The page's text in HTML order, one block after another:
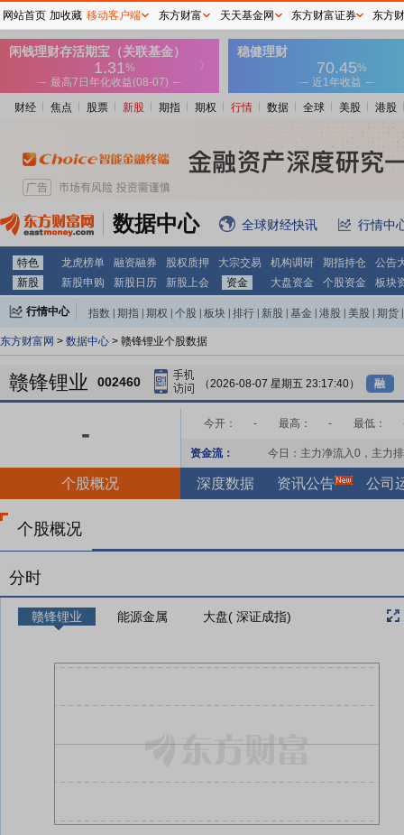
财经 焦点 股票 新股 期指 期权 行情 数据 全球 美股 港股
数据中心 全球财经快讯 行情中
特色 龙虎榜单 融资融券 股权质押 大宗交易 机构调研 期指持仓
公告
新股
新股申购 新股日历 新股上会 资金 大盘资金 个股资金 板块
行情中心 指数 期指 期权 个股 板块 排行 新股 基金 港股 美股 期货
东方财富网 > 数据中心 > 赣锋锂业个股数据
赣锋锂业 002460 （2026-08-07 星期五 23:17:40） 融
- 今开： - 最高： - 最低：
资金流： 今日：主力净流入0 ，主力
个股概况 深度数据 资讯公告 公司
个股概况
分时
赣锋锂业 能源金属 大盘( 深证成指)
网站首页 加收藏 移动客户端 东方财富 天天基金网 东方财富证券 东方